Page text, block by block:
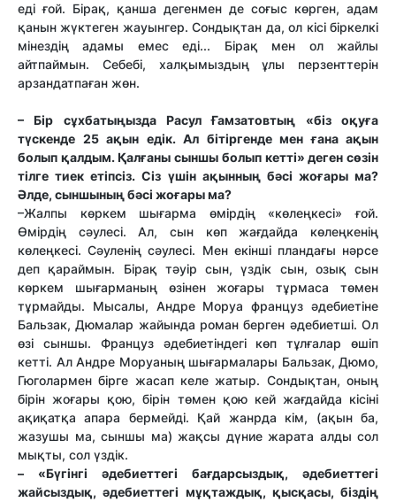
еді ғой. Бірақ, қанша дегенмен де соғыс көрген, адам
қанын жүктеген жауынгер. Сондықтан да, ол кісі біркелкі
мінездің адамы емес еді... Бірақ мен ол жайлы
айтпаймын. Себебі, халқымыздың ұлы перзенттерін
арзандатпаған жөн.
– Бір сұхбатыңызда Расул Ғамзатовтың «біз оқуға
түскенде 25 ақын едік. Ал бітіргенде мен ғана ақын
болып қалдым. Қалғаны сыншы болып кетті» деген сөзін
тілге тиек етіпсіз. Сіз үшін ақынның бәсі жоғары ма?
Әлде, сыншының бәсі жоғары ма?
–Жалпы көркем шығарма өмірдің «көлеңкесі» ғой.
Өмірдің сәулесі. Ал, сын көп жағдайда көлеңкенің
көлеңкесі. Сәуленің сәулесі. Мен екінші пландағы нәрсе
деп қараймын. Бірақ тәуір сын, үздік сын, озық сын
көркем шығарманың өзінен жоғары тұрмаса төмен
тұрмайды. Мысалы, Андре Моруа француз әдебиетіне
Бальзак, Дюмалар жайында роман берген әдебиетші. Ол
өзі сыншы. Француз әдебиетіндегі көп тұлғалар өшіп
кетті. Ал Андре Моруаның шығармалары Бальзак, Дюмо,
Гюголармен бірге жасап келе жатыр. Сондықтан, оның
бірін жоғары қою, бірін төмен қою кей жағдайда кісіні
ақиқатқа апара бермейді. Қай жанрда кім, (ақын ба,
жазушы ма, сыншы ма) жақсы дүние жарата алды сол
мықты, сол үздік.
– «Бүгінгі әдебиеттегі бағдарсыздық, әдебиеттегі
жайсыздық, әдебиеттегі мұқтаждық, қысқасы, біздің